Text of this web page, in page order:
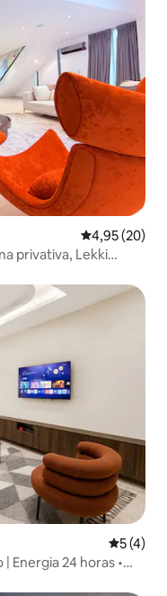
4,95 de uma
4,95 (20)
privativa, Lekki
5 de
5 (4)
Energia 24 horas •